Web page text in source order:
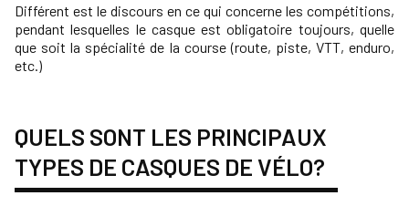
Différent est le discours en ce qui concerne les compétitions,
pendant lesquelles le casque est obligatoire toujours, quelle
que soit la spécialité de la course (route, piste, VTT, enduro,
etc.)
QUELS SONT LES PRINCIPAUX
TYPES DE CASQUES DE VÉLO?